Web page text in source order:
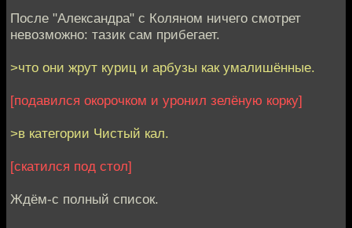
После "Александра" с Коляном ничего смотрет
невозможно: тазик сам прибегает.
>что они жрут куриц и арбузы как умалишённые.
[подавился окорочком и уронил зелёную корку]
>в категории Чистый кал.
[скатился под стол]
Ждём-с полный список.